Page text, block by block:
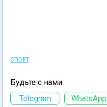
СПОРТ
Будьте с нами:
Telegram
WhatsApp